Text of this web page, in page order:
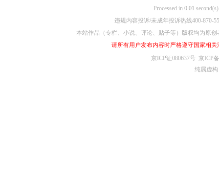
Processed in 0.01
违规内容投诉/未成年投诉热线400-870-
本站作品（专栏、小说、评论、贴子等）版权均为原
请所有用户发布内容时严格遵守国家相
京ICP证080637号 京ICP
纯属虚